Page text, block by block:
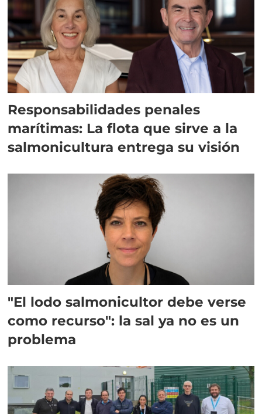
Responsabilidades penales
marítimas: La flota que sirve a la
salmonicultura entrega su visión
"El lodo salmonicultor debe verse
como recurso": la sal ya no es un
problema